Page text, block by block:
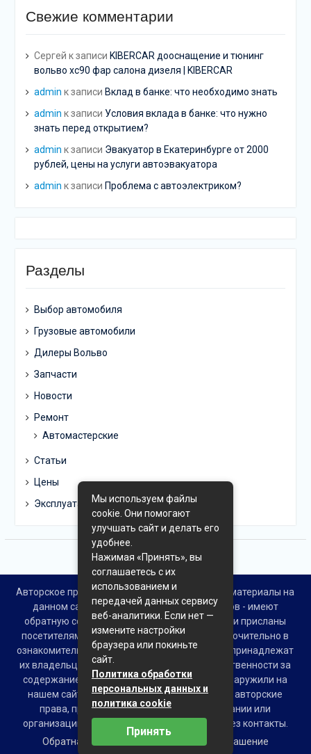
Свежие комментарии
Сергей к записи KIBERCAR дооснащение и тюнинг
вольво хс90 фар салона дизеля | KIBERCAR
admin к записи Вклад в банке: что необходимо знать
admin к записи Условия вклада в банке: что нужно
знать перед открытием?
admin к записи Эвакуатор в Екатеринбурге от 2000
рублей, цены на услуги автоэвакуатора
admin к записи Проблема с автоэлектриком?
Разделы
Выбор автомобиля
Грузовые автомобили
Дилеры Вольво
Запчасти
Новости
Ремонт
Автомастерские
Статьи
Цены
Эксплуатация
Авторское право © Все права защищены. Все материалы на
данном сайте взяты из открытых источников - имеют
обратную ссылку на материал в интернете или присланы
посетителями сайта и предоставляются исключительно в
ознакомительных целях. Права на материалы принадлежат
их владельцам. Администрация сайта ответственности за
содержание материала не несет. Если Вы обнаружили на
нашем сайте материалы, которые нарушают авторские
права, принадлежащие Вам, Вашей компании или
организации, пожалуйста, сообщите нам через контакты.
Обратная связь
Пользовательское соглашение
Мы используем файлы
cookie. Они помогают
улучшать сайт и делать его
удобнее.
Нажимая «Принять», вы
соглашаетесь с их
использованием и
передачей данных сервису
веб-аналитики. Если нет —
измените настройки
браузера или покиньте
сайт.
Политика обработки
персональных данных и
политика cookie
Принять